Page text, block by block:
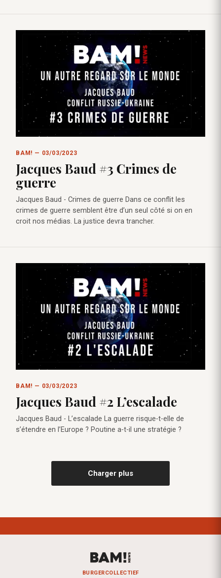
BAM! — 03/03/2023
Jacques Baud #3 Crimes de
guerre
Jacques Baud - Crimes de guerre Dans ce conflit les
crimes de guerre semblent être d’un seul côté si on en
croit nos médias. La justice devra trancher.
BAM! — 03/03/2023
Jacques Baud #2 L’escalade
Jacques Baud - L’escalade La guerre risque‑t‑elle de
s’étendre en l’Europe ? Poutine a‑t‑il une stratégie ?
Charger plus
BURGERCOLLECTIEF